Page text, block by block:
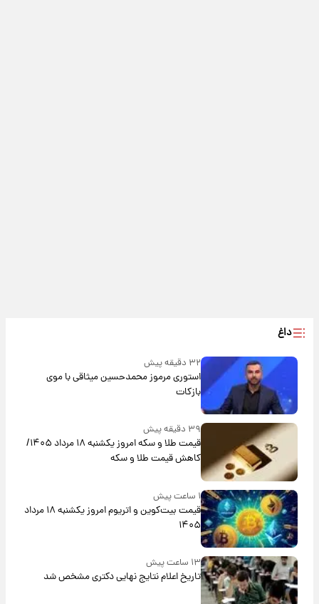
داغ
۳۲ دقیقه پیش
استوری مرموز محمدحسین میثاقی با موی
بازکات
۳۹ دقیقه پیش
قیمت طلا و سکه امروز یکشنبه ۱۸ مرداد ۱۴۰۵/
کاهش قیمت طلا و سکه
۱ ساعت پیش
قیمت بیت‌کوین و اتریوم امروز یکشنبه ۱۸ مرداد
۱۴۰۵
۱۳ ساعت پیش
تاریخ اعلام نتایج نهایی دکتری مشخص شد